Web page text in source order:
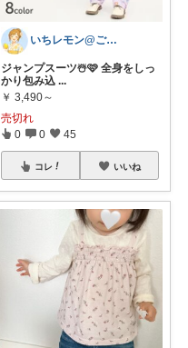
いちレモン@ご購入感謝です🍋✨️
ジャンプスーツ☃️🩷 全身をしっ
かり包み込 ...
￥ 3,490～
売切れ
0 0 45
コレ いいね